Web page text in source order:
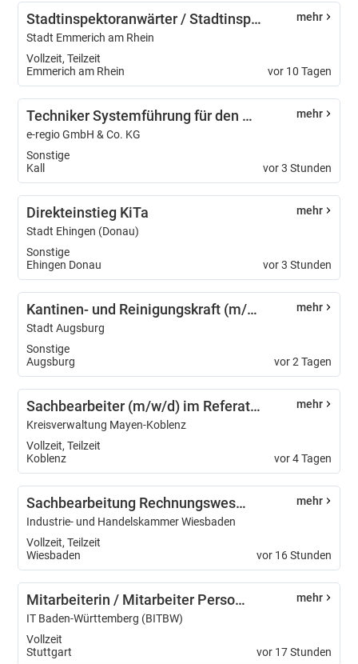
Stadtinspektoranwärter / Stadtinspektoranwärterin (m/w/d) (Duales Studium - Bachelor of Laws - „Kommunaler Verwaltungsdienst“) - wahlweise im Beamten- oder Beschäftigtenverhältnis -
Stadt Emmerich am Rhein
Vollzeit, Teilzeit
Emmerich am Rhein
mehr
vor 10 Tagen
Techniker Systemführung für den Bereich „Netzbetrieb Strom“ (m/w/d)
e-regio GmbH & Co. KG
Sonstige
Kall
mehr
vor 3 Stunden
Direkteinstieg KiTa
Stadt Ehingen (Donau)
Sonstige
Ehingen Donau
mehr
vor 3 Stunden
Kantinen- und Reinigungskraft (m/w/d) befristet als Krankheitsvertretung
Stadt Augsburg
Sonstige
Augsburg
mehr
vor 2 Tagen
Sachbearbeiter (m/w/d) im Referat 'Wirtschaft'
Kreisverwaltung Mayen-Koblenz
Vollzeit, Teilzeit
Koblenz
mehr
vor 4 Tagen
Sachbearbeitung Rechnungswesen (m/w/d)
Industrie- und Handelskammer Wiesbaden
Vollzeit, Teilzeit
Wiesbaden
mehr
vor 16 Stunden
Mitarbeiterin / Mitarbeiter Personalservice (w/m/d) Schwerpunkt Bewerbungsmanagement - 12219-12
IT Baden-Württemberg (BITBW)
Vollzeit
Stuttgart
mehr
vor 17 Stunden